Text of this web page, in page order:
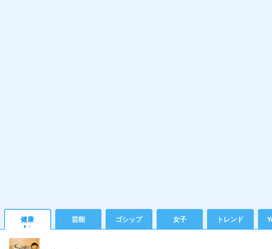
健康 芸能 ゴシップ 女子 トレンド